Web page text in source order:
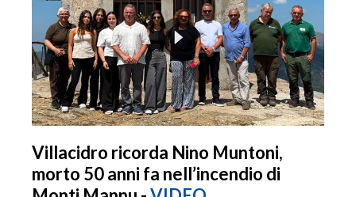
Villacidro ricorda Nino Muntoni,
morto 50 anni fa nell’incendio di